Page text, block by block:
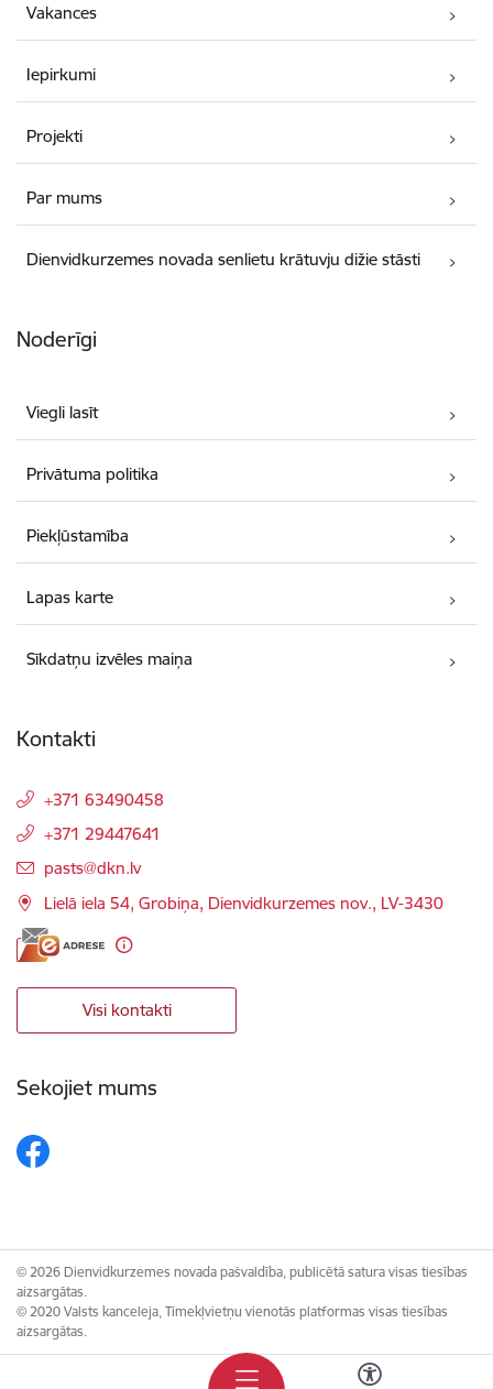
Vakances
Iepirkumi
Projekti
Par mums
Dienvidkurzemes novada senlietu krātuvju dižie stāsti
Noderīgi
Viegli lasīt
Privātuma politika
Piekļūstamība
Lapas karte
Sīkdatņu izvēles maiņa
Kontakti
+371 63490458
+371 29447641
E-pasts:
pasts@dkn.lv
Lielā iela 54, Grobiņa, Dienvidkurzemes nov., LV-3430
Visi kontakti
Sekojiet mums
© 2026 Dienvidkurzemes novada pašvaldība, publicētā satura visas tiesības
aizsargātas.
© 2020 Valsts kanceleja, Tīmekļvietņu vienotās platformas visas tiesības
aizsargātas.